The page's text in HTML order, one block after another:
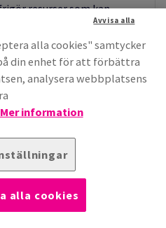
resurser som kan
andra delar av din
optimeras
sänker både direkta
kostnader.
alla cookies" samtycker
din enhet för att förbättra
analysera webbplatsens
Mer information
Avvisa alla
alla cookies